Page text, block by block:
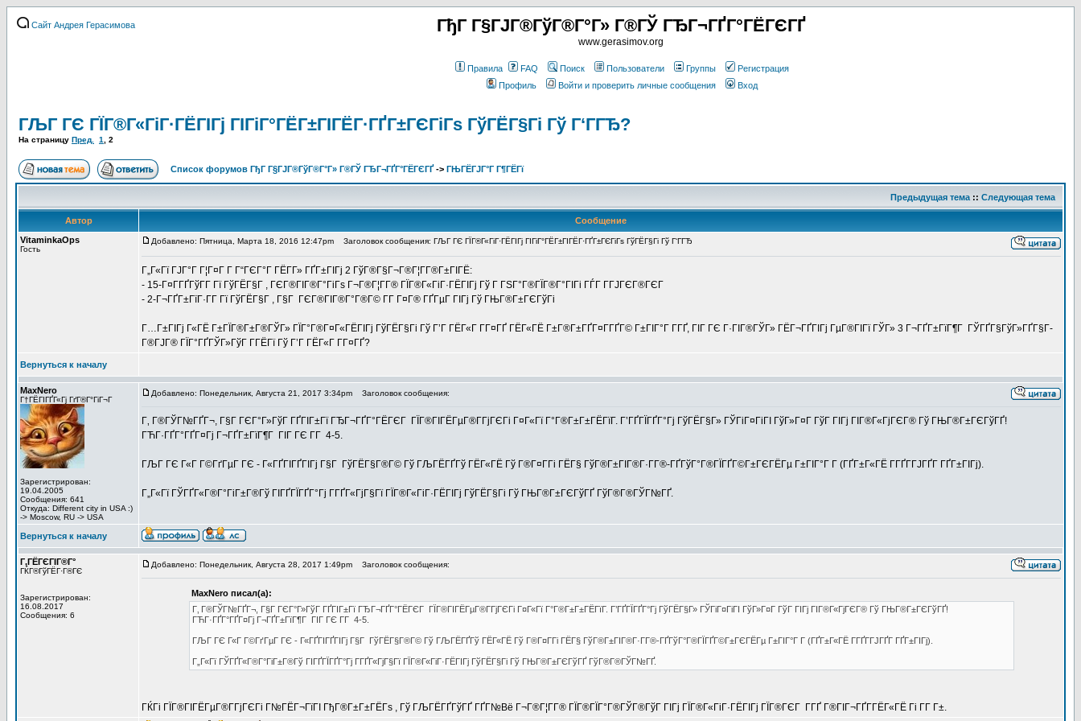
Сайт Андрея Герасимова ГђГ Г§ГЈГ®ГўГ®Г°Г» Г®ГЎ ГЂГ¬ГҐГ°ГЁГЄГҐ
www.gerasimov.org
Правила FAQ Поиск Пользователи Группы
Регистрация
Профиль
Войти и проверить личные сообщения Вход
ГЉГ ГЄ ГЇГ®Г«ГіГ·ГЁГІГј ГІГіГ°ГЁГ±ГІГЁГ·ГҐГ±ГЄГіГѕ ГўГЁГ§Гі Гў Г‘ГГЂ?
На страницу Пред. 1 2
Список форумов ГђГ Г§ГЈГ®ГўГ®Г°Г» Г®ГЎ ГЂГ¬ГҐГ°ГЁГЄГҐ-> ГЊГЁГЈГ°Г Г¶ГЁГї
Предыдущая тема :: Следующая тема
Автор
Сообщение
VitaminkaOps
Гость
Добавлено: Пятница, Марта 18, 2016 12:47pm Заголовок сообщения: ГЉГ ГЄ ГЇГ®Г«ГіГ·ГЁГІГј ГІГіГ°ГЁГ±ГІГЁГ·ГҐГ±ГЄГіГѕ ГўГЁГ§Гі Гў Г‘ГГЂ
Г„Г«Гї ГЈГ°Г Г¦Г¤Г Г­ Г“ГЄГ°Г ГЁГ­Г» ГҐГ±ГІГј 2 ГўГ®Г§Г¬Г®Г¦Г­Г®Г±ГІГЁ:
- 15-Г¤Г­ГҐГўГ­Г Гї ГўГЁГ§Г , ГЄГ®ГІГ®Г°ГіГѕ Г¬Г®Г¦Г­Г® ГЇГ®Г«ГіГ·ГЁГІГј Гў Г ГЅГ°Г®ГЇГ®Г°ГІГі ГЃГ Г­ГЈГЄГ®ГЄГ
- 2-Г¬ГҐГ±ГїГ·Г­Г Гї ГўГЁГ§Г , Г§Г ГЄГ®ГІГ®Г°Г®Г© Г­Г Г¤Г® ГҐГµГ ГІГј Гў ГЊГ®Г±ГЄГўГі
Г…Г±ГІГј Г«ГЁ Г±ГЇГ®Г±Г®ГЎГ» ГЇГ°Г®Г¤Г«ГЁГІГј ГўГЁГ§Гі Гў Г’Г ГЁГ«Г Г­Г¤ГҐ ГЁГ«ГЁ Г±Г®Г±ГҐГ¤Г­ГҐГ© Г±ГІГ°Г Г­ГҐ, ГІГ ГЄ Г·ГІГ®ГЎГ» ГЁГ¬ГҐГІГј ГµГ®ГІГї ГЎГ» 3 Г¬ГҐГ±ГїГ¶Г ГЎГҐГ§ГўГ»ГҐГ§Г­
Г®ГЈГ® ГЇГ°ГҐГЎГ»ГўГ Г­ГЁГї Гў Г’Г ГЁГ«Г Г­Г¤ГҐ?
Вернуться к началу
MaxNero
Г†ГЁГІГҐГ«Гј ГґГ®Г°ГіГ¬Г
Зарегистрирован:
19.04.2005
Сообщения: 641
Откуда: Different city in USA :)
-> Moscow, RU -> USA
Добавлено: Понедельник, Августа 21, 2017 3:34pm Заголовок сообщения:
Г‚ Г®ГЎГ№ГҐГ¬, Г§Г ГЄГ°Г»ГўГ ГҐГІГ±Гї ГЂГ¬ГҐГ°ГЁГЄГ ГЇГ®ГІГЁГµГ®Г­ГјГЄГі Г¤Г«Гї Г°Г®Г±Г±ГЁГїГ­. Г’ГҐГЇГҐГ°Гј ГўГЁГ§Г» ГЎГіГ¤ГіГІ ГўГ»Г¤Г ГўГ ГІГј ГІГ®Г«ГјГЄГ® Гў ГЊГ®Г±ГЄГўГҐ!
ГЋГ·ГҐГ°ГҐГ¤Гј Г¬ГҐГ±ГїГ¶Г ГІГ ГЄ Г­Г 4-5.
ГЉГ ГЄ Г«Г Г©ГґГµГ ГЄ - Г«ГҐГІГҐГІГј Г§Г ГўГЁГ§Г®Г© Гў ГЉГЁГҐГў ГЁГ«ГЁ Гў Г®Г¤Г­Гі ГЁГ§ ГўГ®Г±ГІГ®Г·Г­Г®-ГҐГўГ°Г®ГЇГҐГ©Г±ГЄГЁГµ Г±ГІГ°Г Г­ (ГҐГ±Г«ГЁ ГГҐГ­ГЈГҐГ­ ГҐГ±ГІГј).
Г„Г«Гї ГЎГҐГ«Г®Г°ГіГ±Г®Гў ГІГҐГЇГҐГ°Гј Г­ГҐГ«ГјГ§Гї ГЇГ®Г«ГіГ·ГЁГІГј ГўГЁГ§Гі Гў ГЊГ®Г±ГЄГўГҐ ГўГ®Г®ГЎГ№ГҐ.
Вернуться к началу
Г‚ГЁГЄГІГ®Г°
ГЌГ®ГўГЁГ·Г®ГЄ
Зарегистрирован:
16.08.2017
Сообщения: 6
Добавлено: Понедельник, Августа 28, 2017 1:49pm Заголовок сообщения:
MaxNero писал(а):
Г‚ Г®ГЎГ№ГҐГ¬, Г§Г ГЄГ°Г»ГўГ ГҐГІГ±Гї ГЂГ¬ГҐГ°ГЁГЄГ ГЇГ®ГІГЁГµГ®Г­ГјГЄГі Г¤Г«Гї Г°Г®Г±Г±ГЁГїГ­. Г’ГҐГЇГҐГ°Гј ГўГЁГ§Г» ГЎГіГ¤ГіГІ ГўГ»Г¤Г ГўГ ГІГј ГІГ®Г«ГјГЄГ® Гў ГЊГ®Г±ГЄГўГҐ!
ГЋГ·ГҐГ°ГҐГ¤Гј Г¬ГҐГ±ГїГ¶Г ГІГ ГЄ Г­Г 4-5.
ГЉГ ГЄ Г«Г Г©ГґГµГ ГЄ - Г«ГҐГІГҐГІГј Г§Г ГўГЁГ§Г®Г© Гў ГЉГЁГҐГў ГЁГ«ГЁ Гў Г®Г¤Г­Гі ГЁГ§ ГўГ®Г±ГІГ®Г·Г­Г®-ГҐГўГ°Г®ГЇГҐГ©Г±ГЄГЁГµ Г±ГІГ°Г Г­ (ГҐГ±Г«ГЁ ГГҐГ­ГЈГҐГ­ ГҐГ±ГІГј).
Г„Г«Гї ГЎГҐГ«Г®Г°ГіГ±Г®Гў ГІГҐГЇГҐГ°Гј Г­ГҐГ«ГјГ§Гї ГЇГ®Г«ГіГ·ГЁГІГј ГўГЁГ§Гі Гў ГЊГ®Г±ГЄГўГҐ ГўГ®Г®ГЎГ№ГҐ.
ГЌГі ГЇГ®ГІГЁГµГ®Г­ГјГЄГі Г№ГЁГ¬ГїГІ ГђГ®Г±Г±ГЁГѕ , Гў ГЉГЁГҐГўГҐ ГҐГ№Вё Г¬Г®Г¦Г­Г® ГЇГ®ГЇГ°Г®ГЎГ®ГўГ ГІГј ГЇГ®Г«ГіГ·ГЁГІГј ГЇГ®ГЄГ Г­ГҐ Г®ГІГ¬ГҐГ­ГЁГ«ГЁ Гі Г­Г Г±.